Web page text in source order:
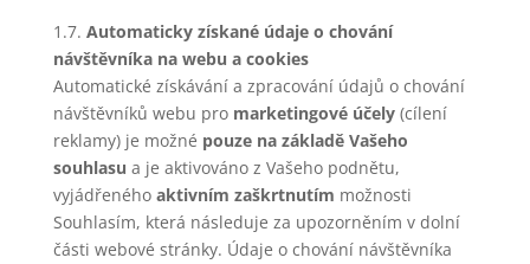
1.7. Automaticky získané údaje o chování
návštěvníka na webu a cookies
Automatické získávání a zpracování údajů o chování
návštěvníků webu pro marketingové účely(cílení
reklamy) je možné pouze na základě Vašeho
souhlasu a je aktivováno z Vašeho podnětu,
vyjádřeného aktivním zaškrtnutím možnosti
Souhlasím, která následuje za upozorněním v dolní
části webové stránky. Údaje o chování návštěvníka